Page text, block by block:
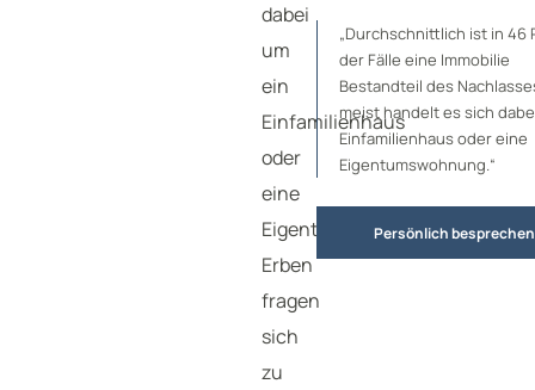
dabei
um
ein
Einfamilienhaus
oder
eine
Eigentumswohnung.
Erben
fragen
sich
zu
„Durchschnittlich ist in 46
der Fälle eine Immobilie
Bestandteil des
meist handelt es sich
Einfamilienhaus oder eine
Eigentumswohnung.“
Persönlich besprechen